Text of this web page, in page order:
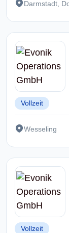
Darmstadt,
Vollzeit
Wesseling
Vollzeit